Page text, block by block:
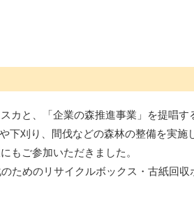
カと、「企業の森推進事業」を提唱
刈り、間伐などの森林の整備を実施
もご参加いただきました。
ためのリサイクルボックス・古紙回